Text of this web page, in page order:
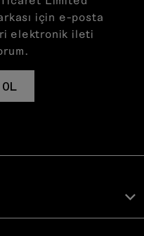
için e-posta
elektronik ileti